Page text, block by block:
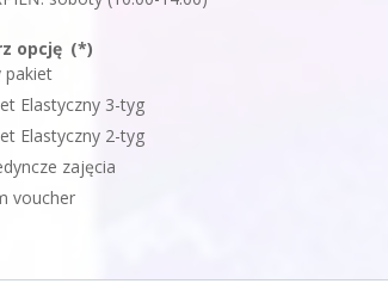
opcję (*)
pakiet
Elastyczny 3-tyg
Elastyczny 2-tyg
zajęcia
voucher